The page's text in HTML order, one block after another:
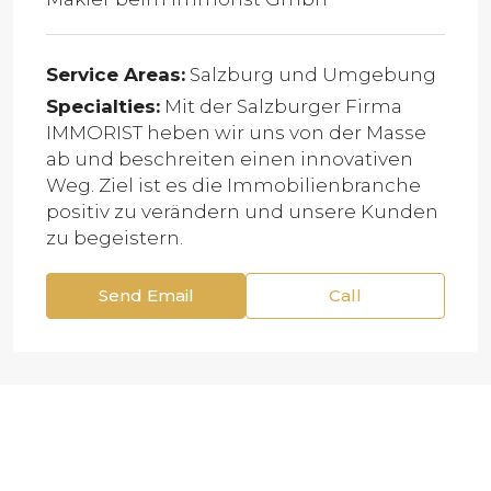
Service Areas: Salzburg und Umgebung
Specialties: Mit der Salzburger Firma
IMMORIST heben wir uns von der Masse
ab und beschreiten einen innovativen
Weg. Ziel ist es die Immobilienbranche
positiv zu verändern und unsere Kunden
zu begeistern.
Send Email Call